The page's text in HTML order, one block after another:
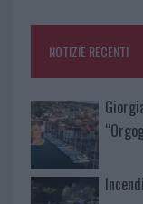
o
k
NOTIZIE RECENTI